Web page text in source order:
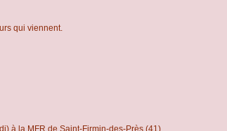
qui viennent.
à la MFR de Saint-Firmin-des-Près (41)